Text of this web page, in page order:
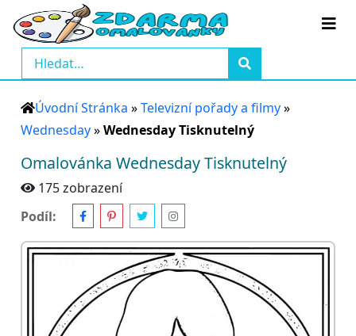
Úvodní Stránka »Televizní pořady a filmy»
Wednesday»Wednesday Tisknutelný
Omalovánka Wednesday Tisknutelný
175 zobrazení
Podíl: